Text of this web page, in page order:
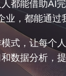
都能借助AI
业，都能通
式，让每个
数据分析，